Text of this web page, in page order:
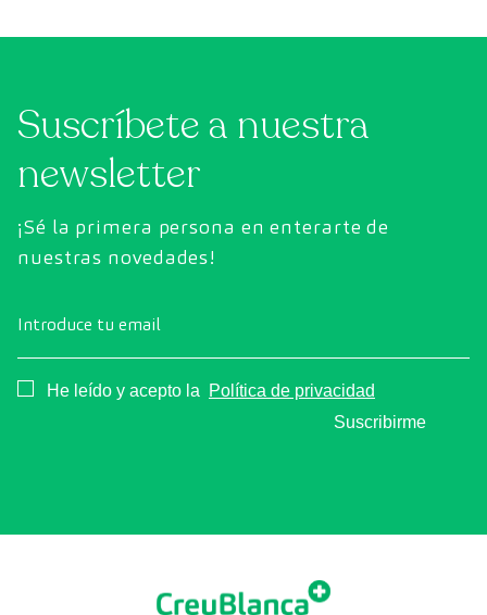
Suscríbete a nuestra
newsletter
¡Sé la primera persona en enterarte de
nuestras novedades!
Introduce tu email
Consentimiento
He leído y acepto la
Política de privacidad
Suscribirme